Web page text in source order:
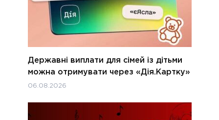
Державні виплати для сімей із дітьми
можна отримувати через «Дія.Картку»
06.08.2026